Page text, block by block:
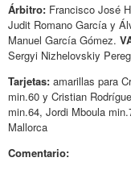
Árbitro: Francisco José
Judit Romano García y
Manuel García Gómez.
Sergyi Nizhelovskiy
Tarjetas: amarillas para
min.60 y Cristian
min.64, Jordi Mboula
Mallorca
Comentario: